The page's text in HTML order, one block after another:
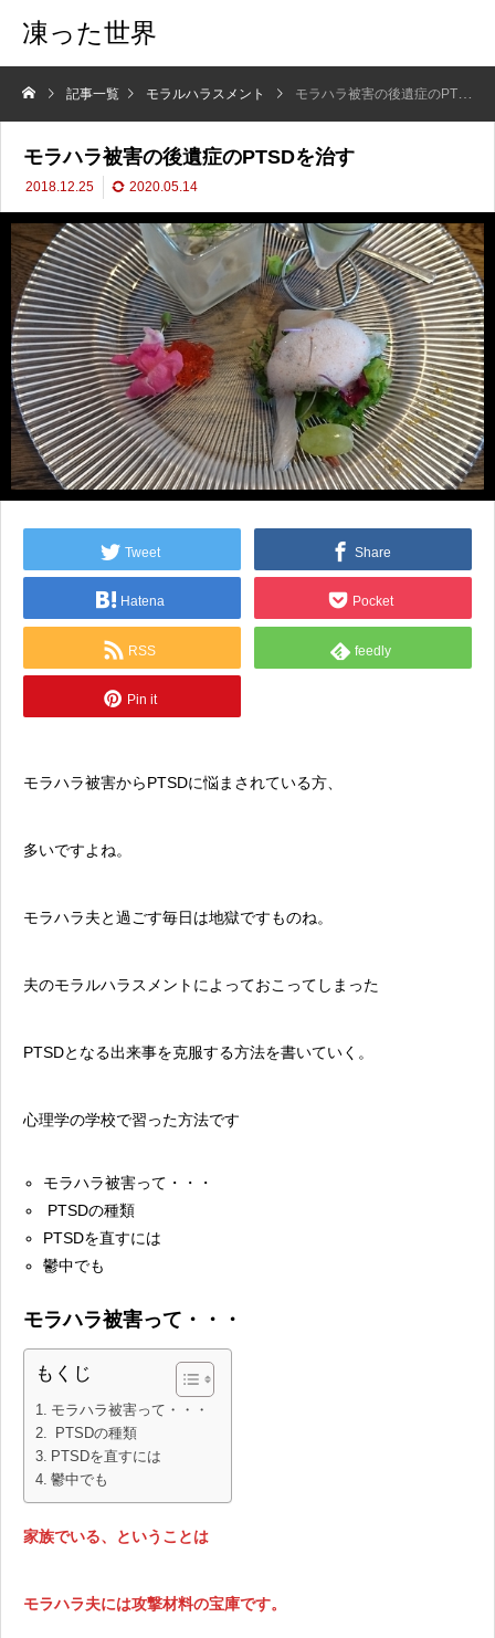
凍った世界
記事一覧 モラルハラスメント モラハラ被害の後遺症のPTSDを治す
モラハラ被害の後遺症のPTSDを治す
2018.12.25 2020.05.14
Tweet Share
Hatena Pocket
RSS feedly
Pin it
モラハラ被害からPTSDに悩まされている方、
多いですよね。
モラハラ夫と過ごす毎日は地獄ですものね。
夫のモラルハラスメントによっておこってしまった
PTSDとなる出来事を克服する方法を書いていく。
心理学の学校で習った方法です
モラハラ被害って・・・
PTSDの種類
PTSDを直すには
鬱中でも
モラハラ被害って・・・
もくじ
モラハラ被害って・・・
PTSDの種類
PTSDを直すには
鬱中でも
家族でいる、ということは
モラハラ夫には攻撃材料の宝庫です。